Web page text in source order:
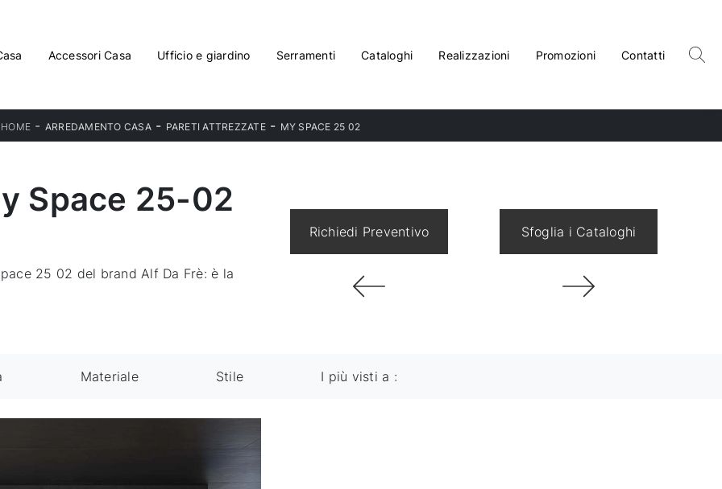
Accessori Casa Ufficio e giardino Serramenti Cataloghi Realizzazioni Promozioni Contatti
HOME - ARREDAMENTO CASA- PARETI ATTREZZATE - MY SPACE 25 02
Space 25-02
25 02 del brand Alf Da Frè: è la
Richiedi Preventivo Sfoglia i Cataloghi
Materiale Stile I più visti a :